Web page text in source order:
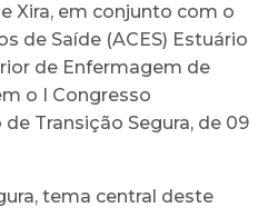
Xira, em conjunto com o
de Saíde (ACES) Estuário
de Enfermagem de
o I Congresso
Transição Segura, de 09
tema central deste